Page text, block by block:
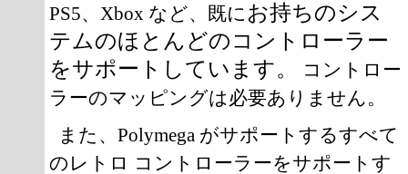
PS5、Xbox など、既に お持ちのシス
テムのほとんどのコントローラー
をサポートしています。
コントロー
ラーのマッピングは必要ありません。
また、Polymega がサポートするすべて
のレトロ コントローラーをサポートす